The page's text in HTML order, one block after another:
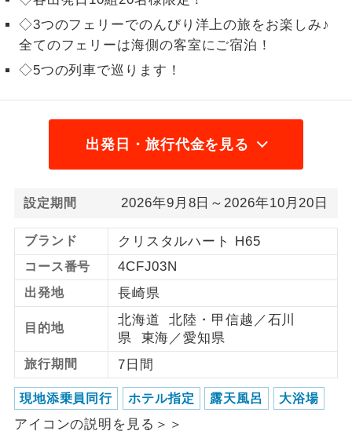
◇3つのフェリーでのんびり洋上の旅をお楽しみ♪
全てのフェリーは海側の客室にご宿泊！
◇5つの列車で巡ります！
出発日・旅行代金を見る
設定期間 2026年9月8日～2026年10月20日
ブランド クリスタルハート H65
コース番号 4CFJ03N
出発地 長崎県
目的地
北海道 北陸・甲信越／石川
県 東海／愛知県
旅行期間 7日間
現地添乗員同行 ホテル指定 露天風呂 大浴場
アイコンの説明を見る＞＞
1名様催行
1名様から出発可能な個人型プランで
す。
2名様催行
2名様から出発可能な個人型プランで
おひとり様参
おひとり様限定でご参加いただけるコー
スです。
1名様1室同代
ご夫婦限定
ご夫婦限定でご参加いただけるコースで
す。
女性限定
す。
年齢制限あり
ご参加にあたり年齢に制限があるコース
です。
航空会社指定
利用航空会社が指定なので、ご出発の計
画にとても便利です。
ホテル指定
ご紹介するホテルを指定したコースで